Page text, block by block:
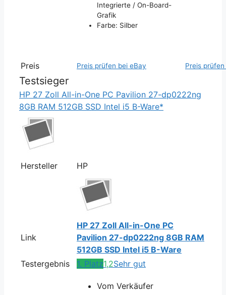
Integrierte / On-Board-
Grafik
Farbe: Silber
Preis Preis prüfen bei eBay Preis
Testsieger
HP 27 Zoll All-in-One PC Pavilion 27-dp0222ng
8GB RAM 512GB SSD Intel i5 B-Ware*
Hersteller HP
Link
HP 27 Zoll All-in-One PC
Pavilion 27-dp0222ng 8GB RAM
512GB SSD Intel i5 B-Ware
Testergebnis
1. Platz1,2Sehr gut
Vom Verkäufer